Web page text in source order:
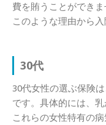
費を賄うことができま
このような理由から
30代
30代女性の選ぶ保険
です。具体的には、
これらの女性特有の